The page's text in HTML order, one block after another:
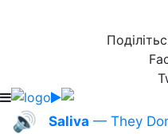
🔊 Saliva — They